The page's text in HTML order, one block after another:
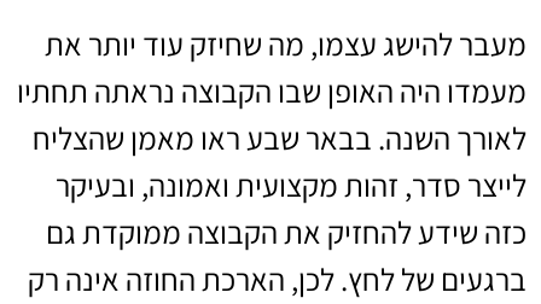
מעבר להישג עצמו, מה שחיזק עוד יותר את
מעמדו היה האופן שבו הקבוצה נראתה תחתיו
לאורך השנה. בבאר שבע ראו מאמן שהצליח
לייצר סדר, זהות מקצועית ואמונה, ובעיקר
כזה שידע להחזיק את הקבוצה ממוקדת גם
ברגעים של לחץ. לכן, הארכת החוזה אינה רק